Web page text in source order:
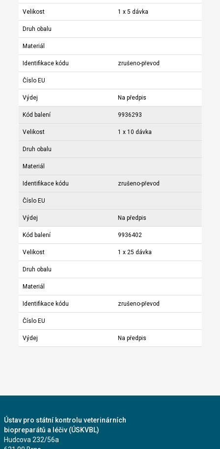
Velikost 1 x 5 dávka
Druh obalu
Materiál
Identifikace kódu zrušeno-převod
Číslo EU
Výdej Na předpis
Kód balení 9936293
Velikost 1 x 10 dávka
Druh obalu
Materiál
Identifikace kódu zrušeno-převod
Číslo EU
Výdej Na předpis
Kód balení 9936402
Velikost 1 x 25 dávka
Druh obalu
Materiál
Identifikace kódu zrušeno-převod
Číslo EU
Výdej Na předpis
Ústav pro státní kontrolu veterinárních
biopreparátů a léčiv (ÚSKVBL)
Hudcova 232/56a